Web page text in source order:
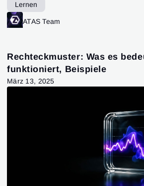
Lernen
ATAS Team
Rechteckmuster: Was es
funktioniert, Beispiele
März 13, 2025